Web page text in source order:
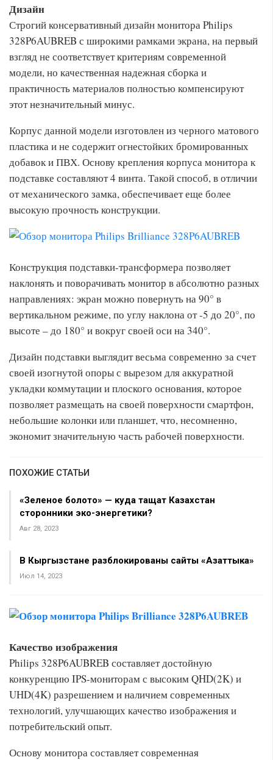
Дизайн
Строгий консервативный дизайн монитора Philips
328P6AUBREB с широкими рамками экрана, на первый
взгляд не соответствует критериям современной
модели, но качественная надежная сборка и
практичность материалов полностью компенсируют
этот незначительный минус.
Корпус данной модели изготовлен из черного матового
пластика и не содержит огнестойких бромированных
добавок и ПВХ. Основу крепления корпуса монитора к
подставке составляют 4 винта. Такой способ, в отличии
от механического замка, обеспечивает еще более
высокую прочность конструкции.
Конструкция подставки-трансформера позволяет
наклонять и поворачивать монитор в абсолютно разных
направлениях: экран можно повернуть на 90° в
вертикальном режиме, по углу наклона от -5 до 20°, по
высоте – до 180° и вокруг своей оси на 340°.
Дизайн подставки выглядит весьма современно за счет
своей изогнутой опоры с вырезом для аккуратной
укладки коммутации и плоского основания, которое
позволяет размещать на своей поверхности смартфон,
небольшие колонки или планшет, что, несомненно,
экономит значительную часть рабочей поверхности.
ПОХОЖИЕ СТАТЬИ
«Зеленое болото» — куда тащат Казахстан
сторонники эко-энергетики?
Авг 28, 2023
В Кыргызстане разблокированы сайты «Азаттыка»
Июл 14, 2023
Качество изображения
Philips 328P6AUBREB составляет достойную
конкуренцию IPS-мониторам с высоким QHD(2K) и
UHD(4K) разрешением и наличием современных
технологий, улучшающих качество изображения и
потребительский опыт.
Основу монитора составляет современная